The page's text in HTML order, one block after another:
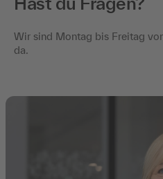
Wir sind Montag bis Freitag
da.